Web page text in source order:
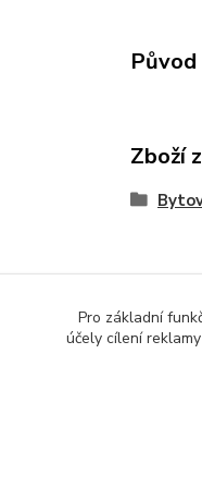
Zboží
Pro základní
účely cílení